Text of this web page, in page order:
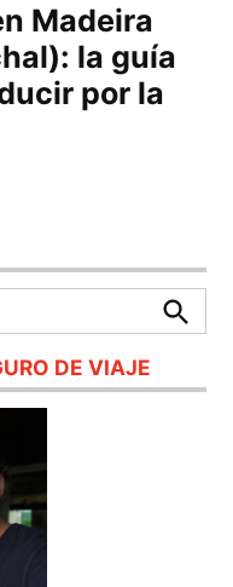
Madeira
la guía
por la
Buscar
DE VIAJE